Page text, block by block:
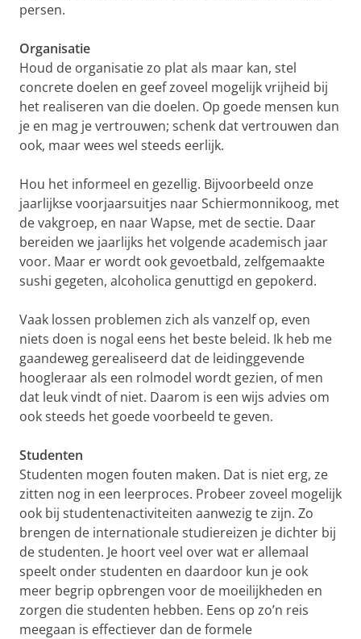
persen.
Organisatie
Houd de organisatie zo plat als maar kan, stel
concrete doelen en geef zoveel mogelijk vrijheid bij
het realiseren van die doelen. Op goede mensen kun
je en mag je vertrouwen; schenk dat vertrouwen dan
ook, maar wees wel steeds eerlijk.
Hou het informeel en gezellig. Bijvoorbeeld onze
jaarlijkse voorjaarsuitjes naar Schiermonnikoog, met
de vakgroep, en naar Wapse, met de sectie. Daar
bereiden we jaarlijks het volgende academisch jaar
voor. Maar er wordt ook gevoetbald, zelfgemaakte
sushi gegeten, alcoholica genuttigd en gepokerd.
Vaak lossen problemen zich als vanzelf op, even
niets doen is nogal eens het beste beleid. Ik heb me
gaandeweg gerealiseerd dat de leidinggevende
hoogleraar als een rolmodel wordt gezien, of men
dat leuk vindt of niet. Daarom is een wijs advies om
ook steeds het goede voorbeeld te geven.
Studenten
Studenten mogen fouten maken. Dat is niet erg, ze
zitten nog in een leerproces. Probeer zoveel mogelijk
ook bij studentenactiviteiten aanwezig te zijn. Zo
brengen de internationale studiereizen je dichter bij
de studenten. Je hoort veel over wat er allemaal
speelt onder studenten en daardoor kun je ook
meer begrip opbrengen voor de moeilijkheden en
zorgen die studenten hebben. Eens op zo’n reis
meegaan is effectiever dan de formele